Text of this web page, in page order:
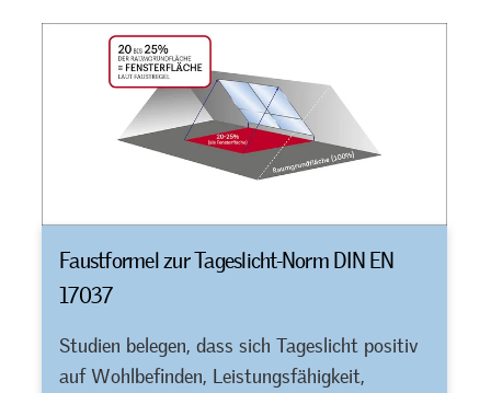
Faustformel zur Tageslicht-Norm DIN EN
17037
Studien belegen, dass sich Tageslicht positiv
auf Wohlbefinden, Leistungsfähigkeit,